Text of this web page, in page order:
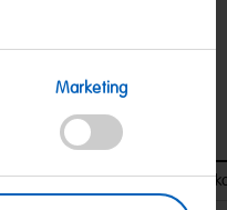
Marketing
1726 kJ/409